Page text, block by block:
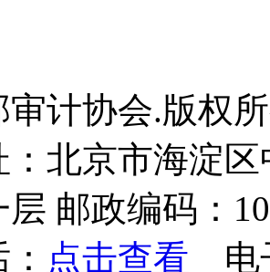
审计协会.版权
：北京市海淀
邮政编码：
点击查看 电